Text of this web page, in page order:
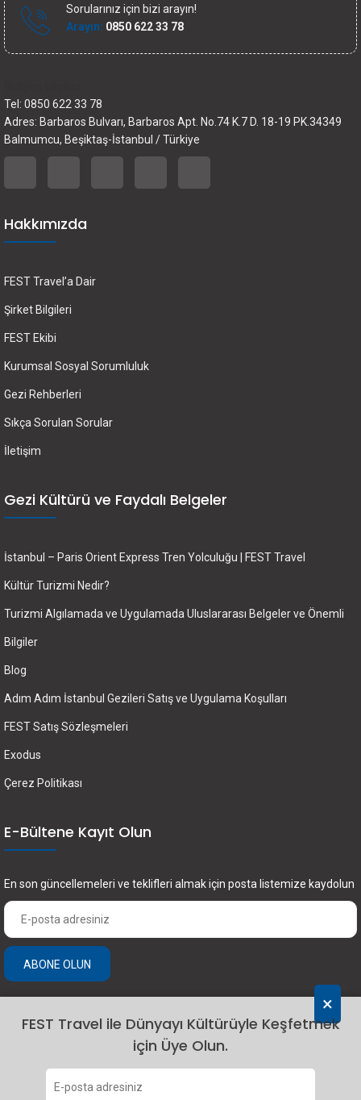
×
FEST Travel ile Dünyayı Kültürüyle Keşfetmek
için Üye Olun.
Sorularınız için bizi arayın!
Arayın: 0850 622 33 78
Tel: 0850 622 33 78
Adres: Barbaros Bulvarı, Barbaros Apt. No.74 K.7 D. 18-19 PK.34349
Balmumcu, Beşiktaş-İstanbul / Türkiye
Hakkımızda
FEST Travel’a Dair
Şirket Bilgileri
FEST Ekibi
Kurumsal Sosyal Sorumluluk
Gezi Rehberleri
Sıkça Sorulan Sorular
İletişim
Gezi Kültürü ve Faydalı Belgeler
İstanbul – Paris Orient Express Tren Yolculuğu | FEST Travel
Kültür Turizmi Nedir?
Turizmi Algılamada ve Uygulamada Uluslararası Belgeler ve Önemli
Bilgiler
Blog
Adım Adım İstanbul Gezileri Satış ve Uygulama Koşulları
FEST Satış Sözleşmeleri
Exodus
Çerez Politikası
E-Bültene Kayıt Olun
En son güncellemeleri ve teklifleri almak için posta listemize kaydolun
ABONE OLUN
2024 Fest Travel. Tüm hakları saklıdır.